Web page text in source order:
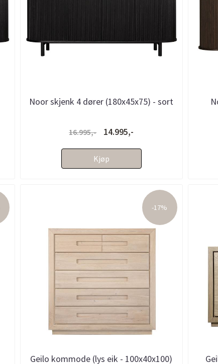
Noor skjenk 4 dører (180x45x75) - sort
16.995,- 14.995,-
Kjøp
-17%
Geilo kommode (lys eik - 100x40x100)